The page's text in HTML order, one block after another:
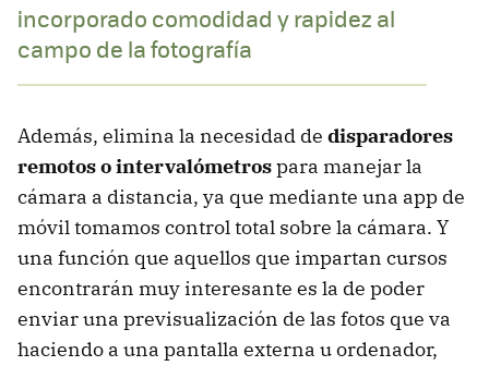
incorporado comodidad y rapidez al
campo de la fotografía
Además, elimina la necesidad de disparadores
remotos o intervalómetrospara manejar la
cámara a distancia, ya que mediante una app de
móvil tomamos control total sobre la cámara. Y
una función que aquellos que impartan cursos
encontrarán muy interesante es la de poder
enviar una previsualización de las fotos que va
haciendo a una pantalla externa u ordenador,